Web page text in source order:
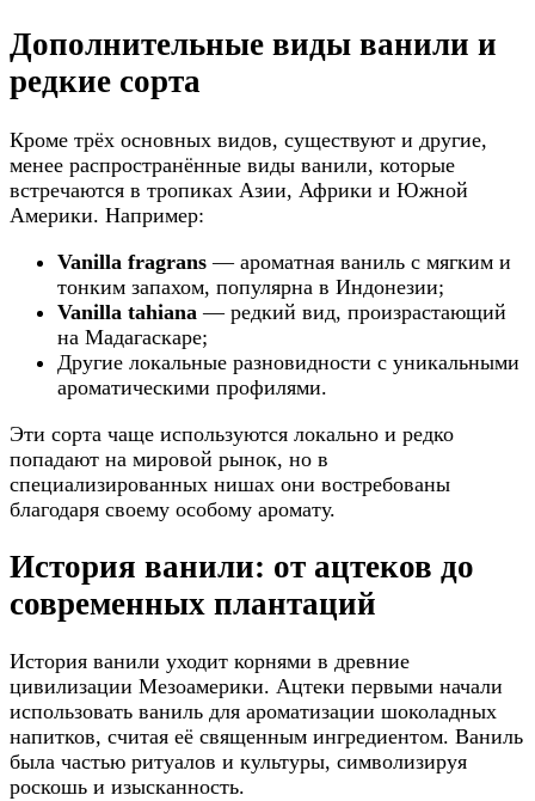
Дополнительные виды ванили и
редкие сорта
Кроме трёх основных видов, существуют и другие,
менее распространённые виды ванили, которые
встречаются в тропиках Азии, Африки и Южной
Америки. Например:
Vanilla fragrans — ароматная ваниль с мягким и
тонким запахом, популярна в Индонезии;
Vanilla tahiana — редкий вид, произрастающий
на Мадагаскаре;
Другие локальные разновидности с уникальными
ароматическими профилями.
Эти сорта чаще используются локально и редко
попадают на мировой рынок, но в
специализированных нишах они востребованы
благодаря своему особому аромату.
История ванили: от ацтеков до
современных плантаций
История ванили уходит корнями в древние
цивилизации Мезоамерики. Ацтеки первыми начали
использовать ваниль для ароматизации шоколадных
напитков, считая её священным ингредиентом. Ваниль
была частью ритуалов и культуры, символизируя
роскошь и изысканность.